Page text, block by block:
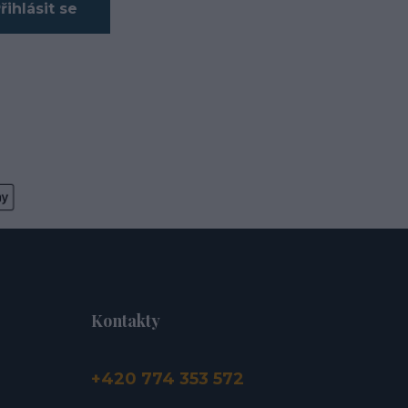
se
Kontakty
+420 774 353 572